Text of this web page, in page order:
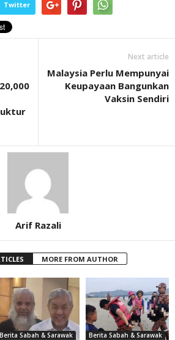
Twitter
Next article
Malaysia Perlu Mempunyai
Keupayaan Bangunkan
Vaksin Sendiri
Arif Razali
MORE FROM AUTHOR
Berita Sabah & Sarawak Berita Sabah & Sarawak